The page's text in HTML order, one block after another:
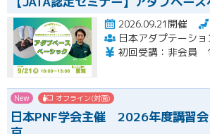
2026.09.21開催
日本アダプテーシ
New オフライン(対面)
日本PNF学会主催 2026年度講習